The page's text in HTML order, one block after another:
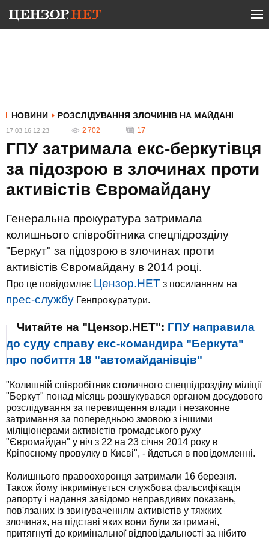
НОВИНИ РОЗСЛІДУВАННЯ ЗЛОЧИНІВ НА МАЙДАНІ
17.03.16 12:23 2 702 17
ГПУ затримала екс-беркутівця
за підозрою в злочинах проти
активістів Євромайдану
Генеральна прокуратура затримала
колишнього співробітника спецпідрозділу
"Беркут" за підозрою в злочинах проти
активістів Євромайдану в 2014 році.
Про це повідомляє Цензор.НЕТ з посиланням на
прес-службу Генпрокуратури.
Читайте на "Цензор.НЕТ": ГПУ направила
до суду справу екс-командира "Беркута"
про побиття 18 "автомайданівців"
"Колишній співробітник столичного спецпідрозділу міліції
"Беркут" понад місяць розшукувався органом досудового
розслідування за перевищення влади і незаконне
затримання за попередньою змовою з іншими
міліціонерами активістів громадського руху
"Євромайдан" у ніч з 22 на 23 січня 2014 року в
Кріпосному провулку в Києві", - йдеться в повідомленні.
Колишнього правоохоронця затримали 16 березня.
Також йому інкримінується службова фальсифікація
рапорту і надання завідомо неправдивих показань,
пов'язаних із звинуваченням активістів у тяжких
злочинах, на підставі яких вони були затримані,
притягнуті до кримінальної відповідальності за нібито